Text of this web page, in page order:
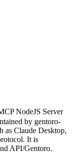
NodeJS Server
by gentoro-
as Claude Desktop,
It is
API/Gentoro.